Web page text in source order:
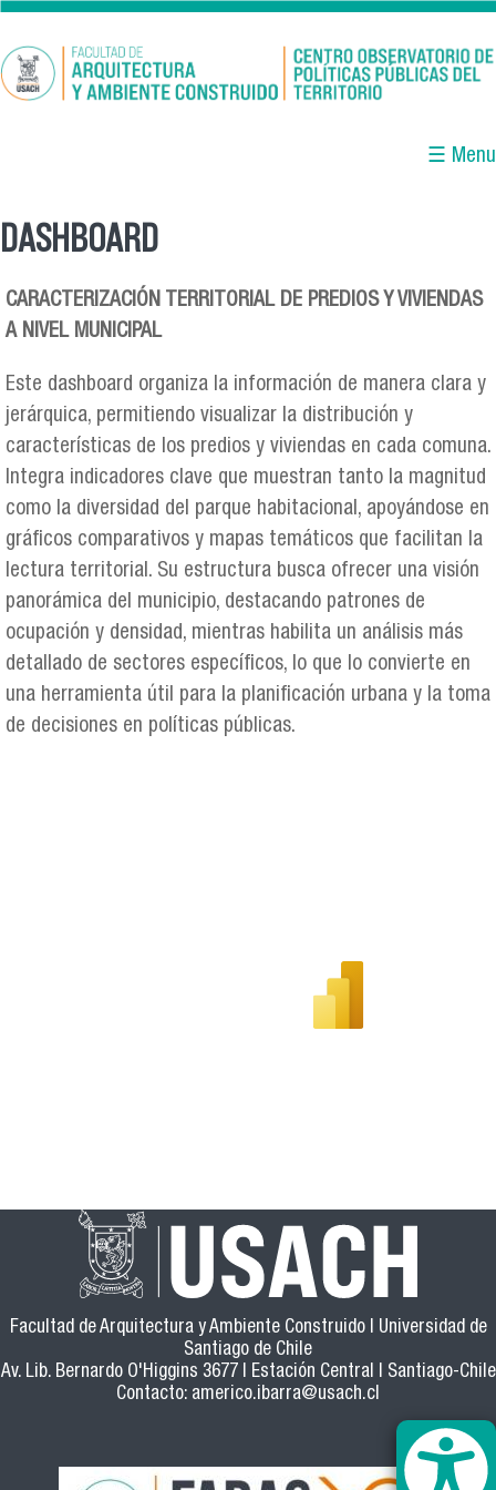
Pasar al contenido principal
☰ Menu
DASHBOARD
CARACTERIZACIÓN TERRITORIAL DE PREDIOS Y VIVIENDAS
A NIVEL MUNICIPAL
Este dashboard organiza la información de manera clara y
jerárquica, permitiendo visualizar la distribución y
características de los predios y viviendas en cada comuna.
Integra indicadores clave que muestran tanto la magnitud
como la diversidad del parque habitacional, apoyándose en
gráficos comparativos y mapas temáticos que facilitan la
lectura territorial. Su estructura busca ofrecer una visión
panorámica del municipio, destacando patrones de
ocupación y densidad, mientras habilita un análisis más
detallado de sectores específicos, lo que lo convierte en
una herramienta útil para la planificación urbana y la toma
de decisiones en políticas públicas.
Facultad de Arquitectura y Ambiente Construido | Universidad de
Santiago de Chile
Av. Lib. Bernardo O'Higgins 3677 | Estación Central | Santiago-Chile
Contacto: americo.ibarra@usach.cl